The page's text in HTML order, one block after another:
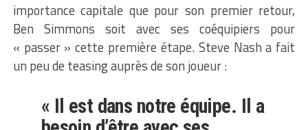
importance capitale que pour son premier retour,
Ben Simmons soit avec ses coéquipiers pour
« passer » cette première étape. Steve Nash a fait
un peu de teasing auprès de son joueur :
« Il est dans notre équipe. Il a